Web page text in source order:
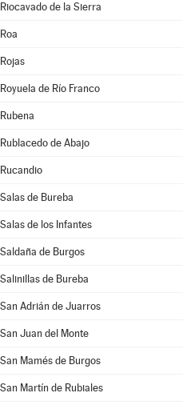
Riocavado de la Sierra
Roa
Rojas
Royuela de Río Franco
Rubena
Rublacedo de Abajo
Rucandio
Salas de Bureba
Salas de los Infantes
Saldaña de Burgos
Salinillas de Bureba
San Adrián de Juarros
San Juan del Monte
San Mamés de Burgos
San Martín de Rubiales